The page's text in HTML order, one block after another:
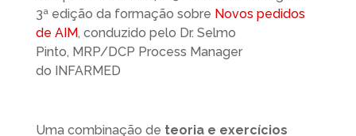
3ª edição da formação sobre Novos pedidos
de AIM, conduzido pelo Dr. Selmo
Pinto, MRP/DCP Process Manager
do INFARMED
Uma combinação de teoria e exercícios